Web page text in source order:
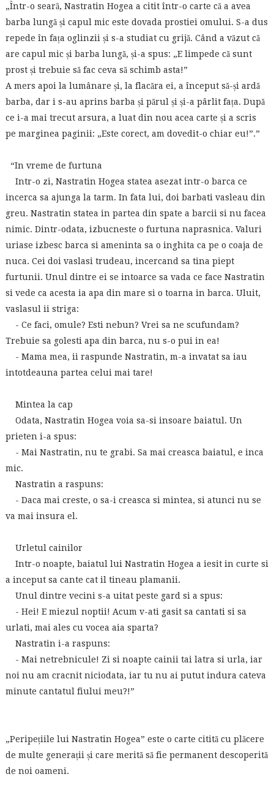
„Într-o seară, Nastratin Hogea a citit într-o carte că a avea
barba lungă și capul mic este dovada prostiei omului. S-a dus
repede în fața oglinzii și s-a studiat cu grijă. Când a văzut că
are capul mic și barba lungă, și-a spus: „E limpede că sunt
prost și trebuie să fac ceva să schimb asta!”
A mers apoi la lumânare și, la flacăra ei, a început să-și ardă
barba, dar i s-au aprins barba și părul și și-a pârlit fața. După
ce i-a mai trecut arsura, a luat din nou acea carte și a scris
pe marginea paginii: „Este corect, am dovedit-o chiar eu!”.”
“In vreme de furtuna
Intr-o zi, Nastratin Hogea statea asezat intr-o barca ce
incerca sa ajunga la tarm. In fata lui, doi barbati vasleau din
greu. Nastratin statea in partea din spate a barcii si nu facea
nimic. Dintr-odata, izbucneste o furtuna naprasnica. Valuri
uriase izbesc barca si ameninta sa o inghita ca pe o coaja de
nuca. Cei doi vaslasi trudeau, incercand sa tina piept
furtunii. Unul dintre ei se intoarce sa vada ce face Nastratin
si vede ca acesta ia apa din mare si o toarna in barca. Uluit,
vaslasul ii striga:
- Ce faci, omule? Esti nebun? Vrei sa ne scufundam?
Trebuie sa golesti apa din barca, nu s-o pui in ea!
- Mama mea, ii raspunde Nastratin, m-a invatat sa iau
intotdeauna partea celui mai tare!
Mintea la cap
Odata, Nastratin Hogea voia sa-si insoare baiatul. Un
prieten i-a spus:
- Mai Nastratin, nu te grabi. Sa mai creasca baiatul, e inca
mic.
Nastratin a raspuns:
- Daca mai creste, o sa-i creasca si mintea, si atunci nu se
va mai insura el.
Urletul cainilor
Intr-o noapte, baiatul lui Nastratin Hogea a iesit in curte si
a inceput sa cante cat il tineau plamanii.
Unul dintre vecini s-a uitat peste gard si a spus:
- Hei! E miezul noptii! Acum v-ati gasit sa cantati si sa
urlati, mai ales cu vocea aia sparta?
Nastratin i-a raspuns:
- Mai netrebnicule! Zi si noapte cainii tai latra si urla, iar
noi nu am cracnit niciodata, iar tu nu ai putut indura cateva
minute cantatul fiului meu?!”
„Peripețiile lui Nastratin Hogea” este o carte citită cu plăcere
de multe generații și care merită să fie permanent descoperită
de noi oameni.